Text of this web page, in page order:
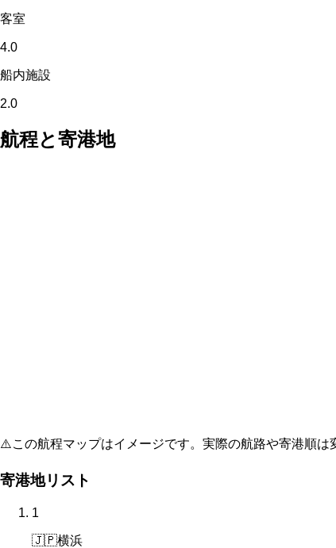
客室
4.0
船内施設
2.0
航程と寄港地
⚠️この航程マップはイメージです。実際の航路や寄港順は
寄港地リスト
1
🇯🇵横浜